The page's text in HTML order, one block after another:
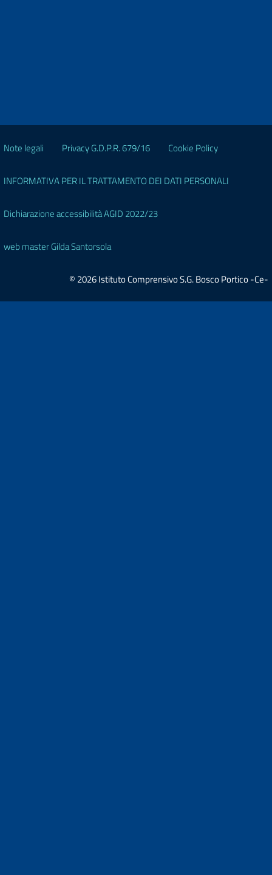
Note legali Privacy G.D.P.R. 679/16 Cookie Policy
INFORMATIVA PER IL TRATTAMENTO DEI DATI PERSONALI
Dichiarazione accessibilità AGID 2022/23
web master Gilda Santorsola
© 2026 Istituto Comprensivo S.G. Bosco Portico -Ce-